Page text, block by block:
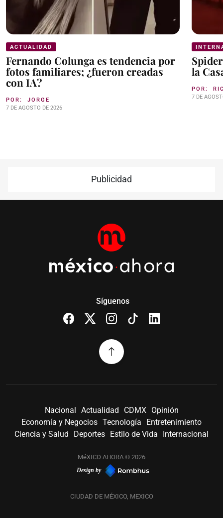
ACTUALIDAD
Fernando Colunga es tendencia por
fotos familiares; ¿fueron creadas
con IA?
POR: JORGE
7 DE AGOSTO DE 2026
la
POR:
7 DE
Publicidad
Síguenos
Nacional Actualidad CDMX
Opinión
Economía y Negocios Tecnología
Entretenimiento
Ciencia y Salud
Deportes Estilo de Vida Internacional
MéXICO AHORA © 2026
Design by
CIUDAD DE MÉXICO, MEXICO